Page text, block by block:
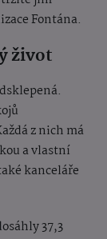
Fontána.
život
z nich má
a vlastní
kanceláře
37,3